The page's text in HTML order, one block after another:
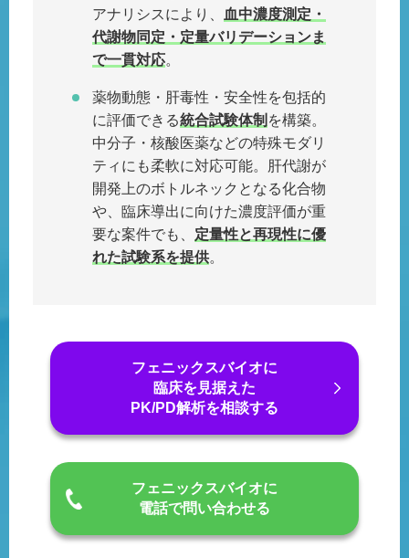
アナリシスにより、
血中濃度測定・
代謝物同定・定量バリデーションま
で一貫対応。
薬物動態・肝毒性・安全性を包括的
に評価できる統合試験体制 を構築。
中分子・核酸医薬などの特殊モダリ
ティにも柔軟に対応可能。肝代謝が
開発上のボトルネックとなる化合物
や、臨床導出に向けた濃度評価が重
要な案件でも、 定量性と再現性に優
れた試験系を提供。
フェニックスバイオに
臨床を見据えた
PK/PD解析を相談する
フェニックスバイオに
電話で問い合わせる